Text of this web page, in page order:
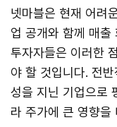
넷마블은 현재 어려
업 공개와 함께 매출
투자자들은 이러한
야 할 것입니다. 전
성을 지닌 기업으로
라 주가에 큰 영향을